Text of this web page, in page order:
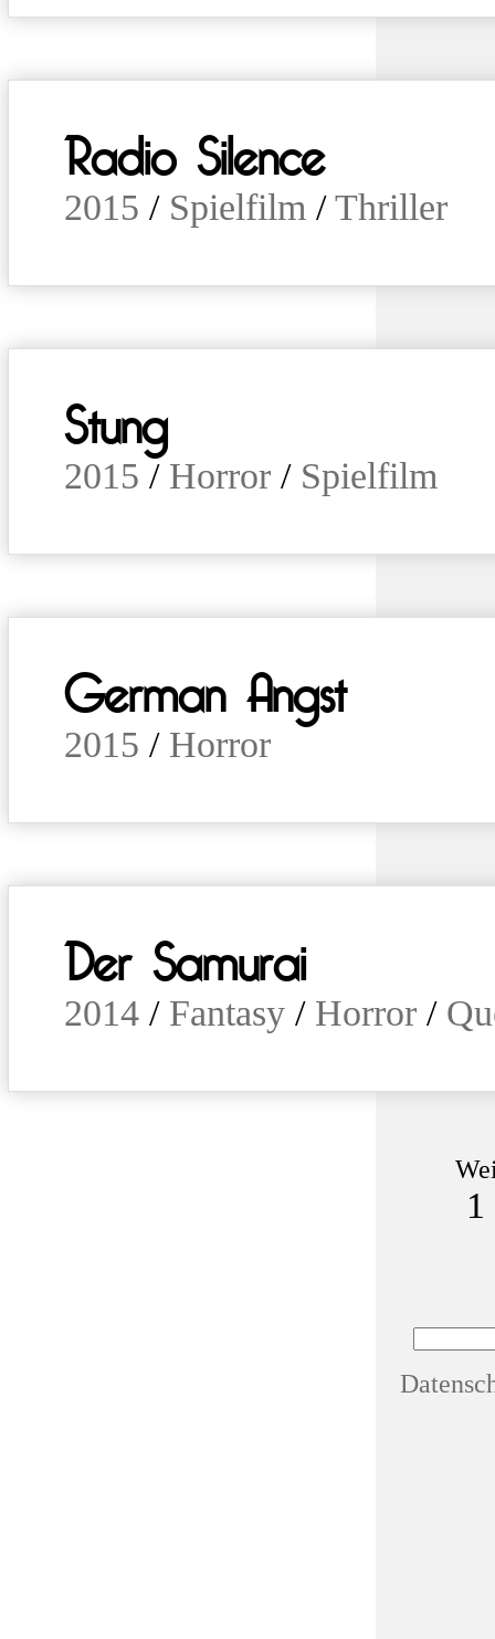
Radio Silence
2015 / Spielfilm /Thriller
Stung
2015 / Horror / Spielfilm
German Angst
2015 / Horror
Der Samurai
2014 / Fantasy / Horror /
1